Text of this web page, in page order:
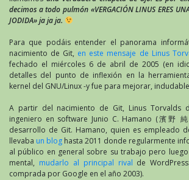
decimos a todo pulmón «VERGACIÓN LINUS ERES UNA
JODIDA» ja ja ja.
Para que podáis entender el panorama
nacimiento de Git, en este mensaje de Linus
fechado el miércoles 6 de abril de 2005 (en
detalles del punto de inflexión en la
kernel del GNU/Linux -y fue para mejorar,
A partir del nacimiento de Git, Linus Torvalds
ingeniero en software Junio C. Hamano (濱野
desarrollo de Git. Hamano, quien es empleado
llevaba un blog hasta 2011 donde regularmente
al público en general sobre su trabajo pero
mental, mudarlo al principal rival de
comprada por Google en el año 2003).